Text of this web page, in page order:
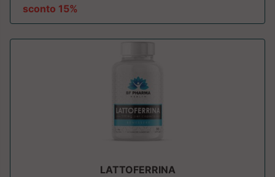
sconto 15%
LATTOFERRINA